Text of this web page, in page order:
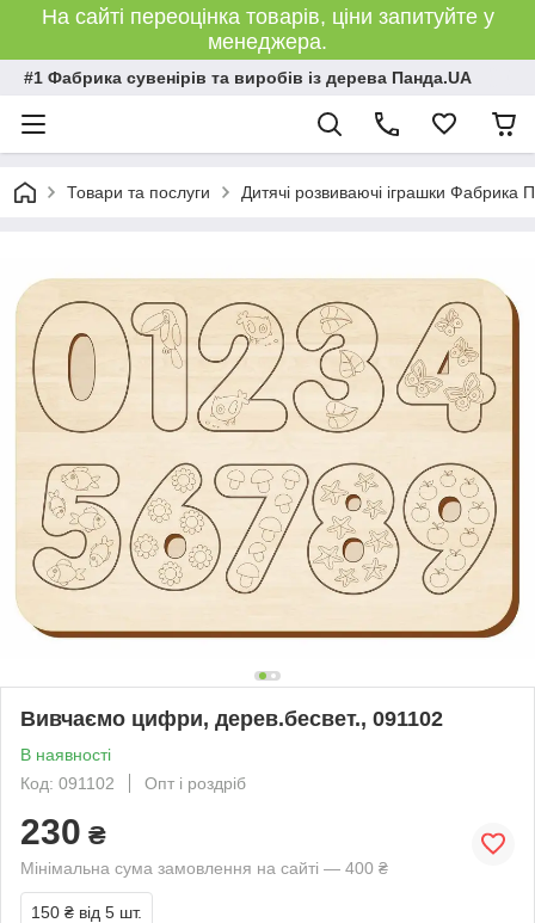
На сайті переоцінка товарів, ціни запитуйте у
менеджера.
#1 Фабрика сувенірів та виробів із дерева Панда.UA
Товари та послуги Дитячі розвиваючі іграшки Фабрика
Вивчаємо цифри, дерев.бесвет., 091102
В наявності
Код: 091102
Опт і роздріб
230 ₴
Мінімальна сума замовлення на сайті — 400 ₴
150 ₴ від 5 шт.